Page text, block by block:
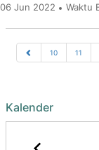
06 Jun 2022 Waktu
10 11
Kalender